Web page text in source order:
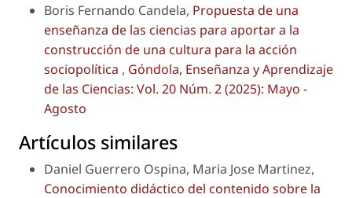
Boris Fernando Candela, Propuesta de una
enseñanza de las ciencias para aportar a la
construcción de una cultura para la acción
sociopolítica , Góndola, Enseñanza y Aprendizaje
de las Ciencias: Vol. 20 Núm. 2 (2025): Mayo -
Agosto
Artículos similares
Daniel Guerrero Ospina, Maria Jose Martinez,
Conocimiento didáctico del contenido sobre la